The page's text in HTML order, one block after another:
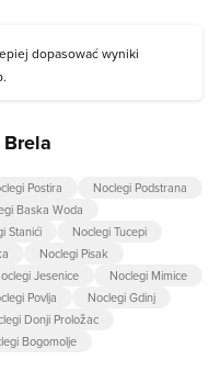
dopasować wyniki
Postira
Noclegi Podstrana
Baska Woda
Stanići
Noclegi Tucepi
Noclegi Pisak
Jesenice
Noclegi Mimice
Povlja
Noclegi Gdinj
Donji Proložac
Bogomolje